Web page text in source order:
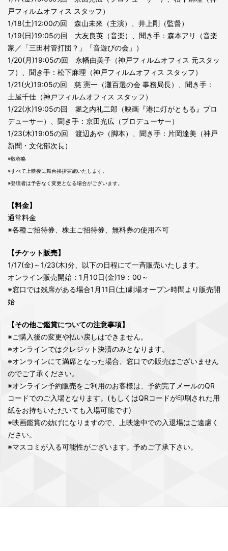
戸フィルムオフィス スタッフ）
1/18(土)12:00の回 森山未來（主演）、井上剛（監督）
1/19(日)19:05の回 大友良英（音楽）、聞き手：森本アリ（音楽
家／「三田村管打団？」「音遊びの会」）
1/20(月)19:05の回 永幡由美子（神戸フィルムオフィス 元スタッ
フ）、聞き手：松下麻理（神戸フィルムオフィス スタッフ）
1/21(火)19:05の回 慈 憲一（灘百選の会 事務局長）、聞き手：
土屋千佳（神戸フィルムオフィス スタッフ）
1/22(水)19:05の回 堀之内礼二郎（映画『港に灯がともる』プロ
デューサー）、聞き手：京田光広（プロデューサー）
1/23(木)19:05の回 渡辺あや（脚本）、聞き手：片岡達美（神戸
新聞・文化部次長）
※敬称略
※すべて上映後に舞台挨拶実施いたします。
※登壇者は予告なく変更となる場合がございます。
【料金】
通常料金
※各種ご招待券、株主ご招待券、無料券の使用不可
【チケット販売】
1/17(金)～1/23(木)分、以下の日程にて一斉販売いたします。
オンライン販売開始：1月10日(金)19：00～
※窓口では残席がある場合1月11日(土)劇場オープン時間より販売開
始
【その他ご鑑賞についての注意事項】
※ご購入後の変更や払い戻しはできません。
※オンラインではクレジット決済のみとなります。
※オンラインにて満席となった場合、窓口での販売はございません
のでご了承ください。
※オンライン予約販売をご利用のお客様は、予約完了メールのQR
コードでのご入場となります。(もしくはQRコードが印刷された用
紙をお持ちいただいても入場可能です)
※映画鑑賞の妨げになりますので、上映途中での入退場はご遠慮く
ださい。
※マスコミが入る可能性がございます。予めご了承下さい。